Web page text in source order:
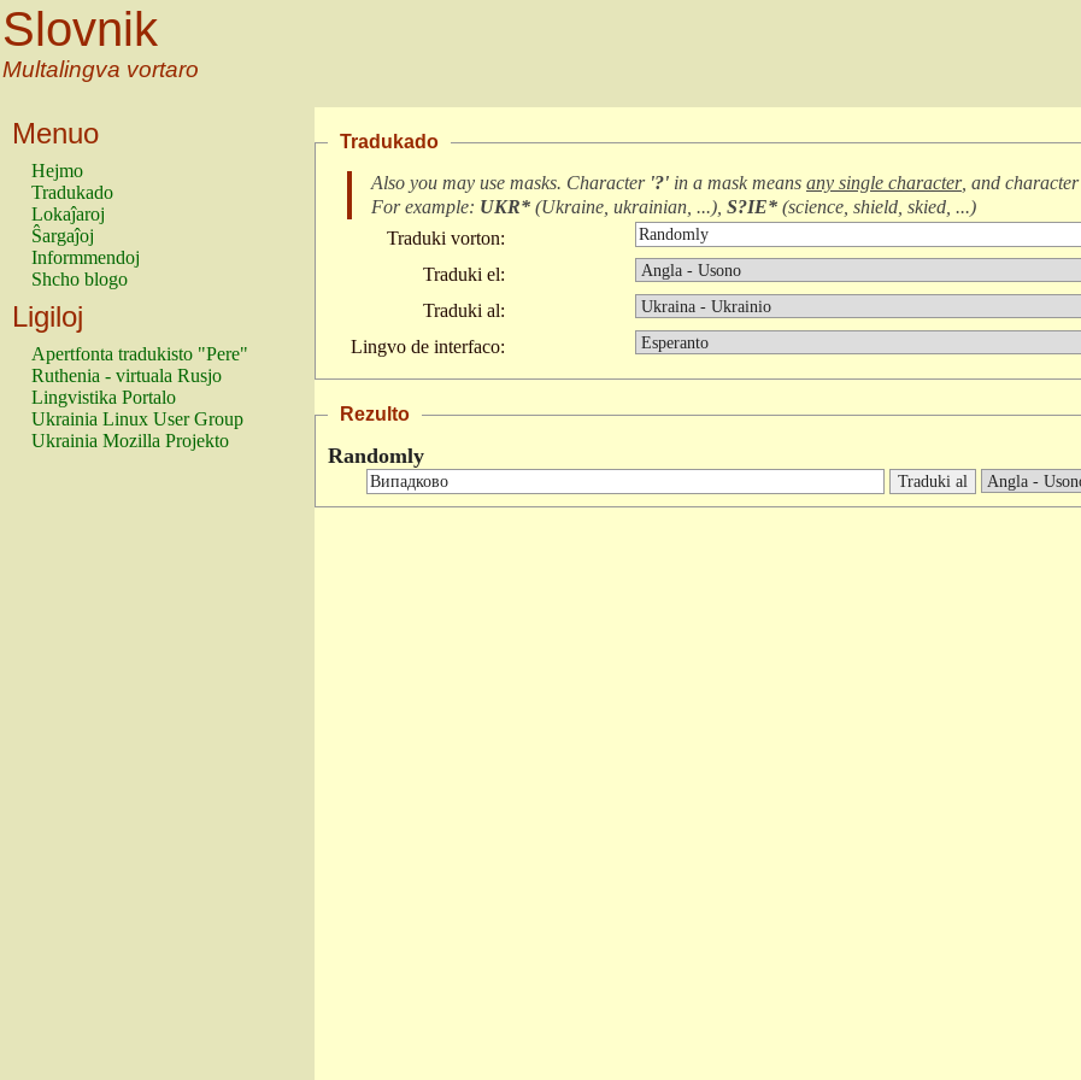
Slovnik
Multalingva vortaro
Menuo
Hejmo
Tradukado
Lokaĵaroj
Ŝargaĵoj
Informmendoj
Shcho blogo
Ligiloj
Apertfonta tradukisto "Pere"
Ruthenia - virtuala Rusjo
Lingvistika Portalo
Ukrainia Linux User Group
Ukrainia Mozilla Projekto
Tradukado
Also you may use masks. Character '?' in a mask means any single character, and character
For example: UKR* (Ukraine, ukrainian, ...), S?IE* (science, shield, skied, ...)
Traduki vorton:
Traduki el:
Traduki al:
Lingvo de interfaco:
Rezulto
Randomly